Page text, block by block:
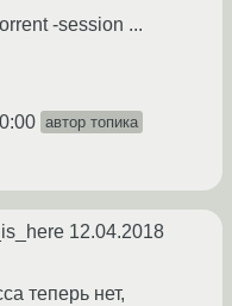
-session ...
автор топика
12.04.2018
теперь нет,